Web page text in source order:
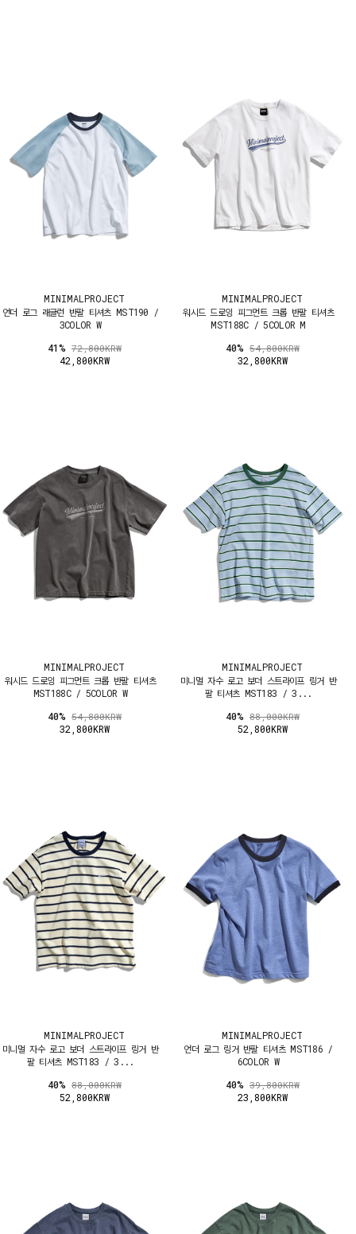
MINIMALPROJECT
언더 로그 래글런 반팔 티셔츠 MST190 /
3COLOR W
41% 72,800KRW
42,800KRW
MINIMALPROJECT
워시드 드로잉 피그먼트 크롭 반팔 티셔츠
MST188C / 5COLOR M
40% 54,800KRW
32,800KRW
MINIMALPROJECT
워시드 드로잉 피그먼트 크롭 반팔 티셔츠
MST188C / 5COLOR W
40% 54,800KRW
32,800KRW
MINIMALPROJECT
미니멀 자수 로고 보더 스트라이프 링거 반
팔 티셔츠 MST183 / 3...
40% 88,000KRW
52,800KRW
MINIMALPROJECT
미니멀 자수 로고 보더 스트라이프 링거 반
팔 티셔츠 MST183 / 3...
40% 88,000KRW
52,800KRW
MINIMALPROJECT
언더 로그 링거 반팔 티셔츠 MST186 /
6COLOR W
40% 39,800KRW
23,800KRW